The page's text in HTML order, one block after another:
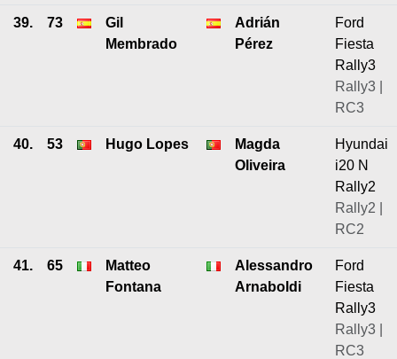
39. 73
Gil
Membrado
Adrián
Pérez
Ford
Fiesta
Rally3
Rally3 |
RC3
40. 53 Hugo Lopes
Magda
Oliveira
Hyundai
i20 N
Rally2
Rally2 |
RC2
41. 65
Matteo
Fontana
Alessandro
Arnaboldi
Ford
Fiesta
Rally3
Rally3 |
RC3